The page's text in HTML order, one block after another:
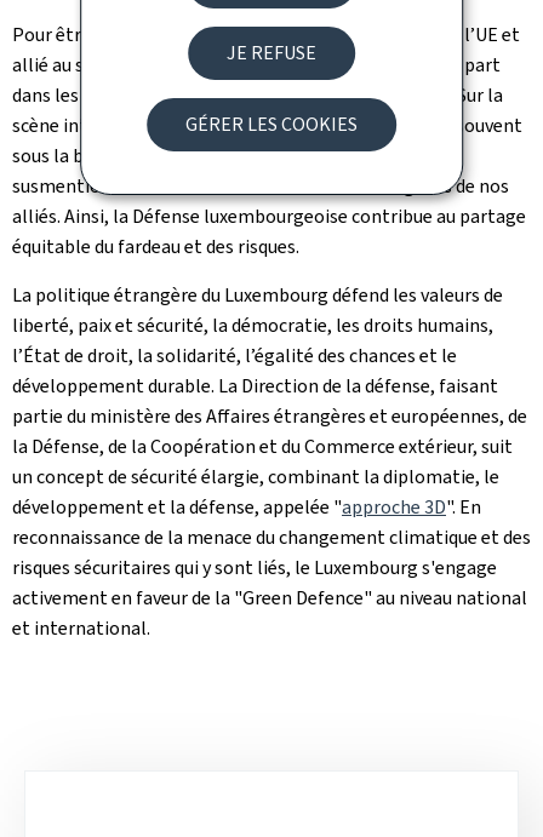
JE REFUSE
GÉRER LES COOKIES
Pour être pleinement reconnu en tant que membre de l’UE et
allié au sein de l’OTAN, le Luxembourg assume sa juste part
dans les efforts collectifs de dissuasion et de défense. Sur la
scène internationale, les troupes nationales opèrent souvent
sous la bannière des institutions multilatérales
susmentionnées. Ceci souvent au sein de contingents de nos
alliés. Ainsi, la Défense luxembourgeoise contribue au partage
équitable du fardeau et des risques.
La politique étrangère du Luxembourg défend les valeurs de
liberté, paix et sécurité, la démocratie, les droits humains,
l’État de droit, la solidarité, l’égalité des chances et le
développement durable. La Direction de la défense, faisant
partie du ministère des Affaires étrangères et européennes, de
la Défense, de la Coopération et du Commerce extérieur, suit
un concept de sécurité élargie, combinant la diplomatie, le
développement et la défense, appelée "approche 3D". En
reconnaissance de la menace du changement climatique et des
risques sécuritaires qui y sont liés, le Luxembourg s'engage
activement en faveur de la "Green Defence" au niveau national
et international.